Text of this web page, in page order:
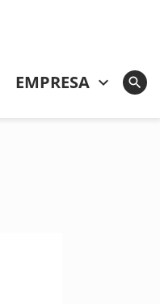
EMPRESA